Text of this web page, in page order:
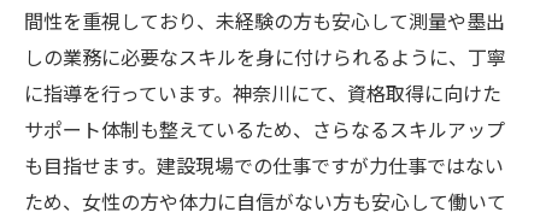
間性を重視しており、未経験の方も安心して測量や墨出
しの業務に必要なスキルを身に付けられるように、丁寧
に指導を行っています。神奈川にて、資格取得に向けた
サポート体制も整えているため、さらなるスキルアップ
も目指せます。建設現場での仕事ですが力仕事ではない
ため、女性の方や体力に自信がない方も安心して働いて